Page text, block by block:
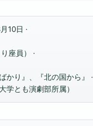
10日 ·
座員） ·
かり』、『北の国から』 ·
学とも演劇部所属）